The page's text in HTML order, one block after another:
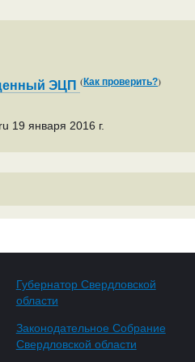
ЭЦП (Как проверить?)
19 января 2016 г.
Губернатор Свердловской
области
Законодательное Собрание
Свердловской области